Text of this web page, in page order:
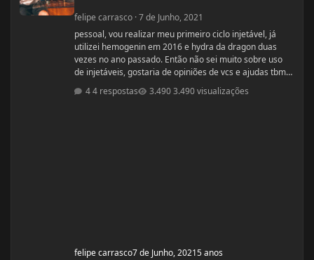
felipe carrasco ·7 de Junho, 2021
pessoal, vou realizar meu primeiro ciclo injetável, já
utilizei hemogenin em 2016 e hydra da dragon duas
vezes no ano passado. Então não sei muito sobre uso
de injetáveis, gostaria de opiniões de vcs e ajudas tbm
stack que é formado por ENANTATO DE
4 respostas 3.490 visualizações
felipe carrasco7 de Junho, 20215 anos